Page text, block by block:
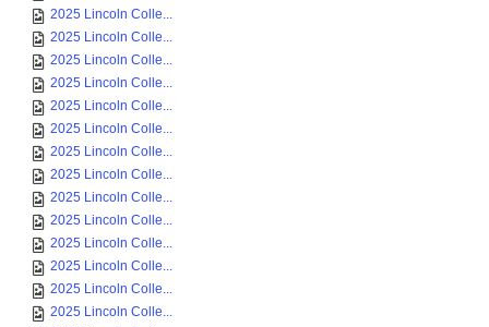
2025 Lincoln Colle...
2025 Lincoln Colle...
2025 Lincoln Colle...
2025 Lincoln Colle...
2025 Lincoln Colle...
2025 Lincoln Colle...
2025 Lincoln Colle...
2025 Lincoln Colle...
2025 Lincoln Colle...
2025 Lincoln Colle...
2025 Lincoln Colle...
2025 Lincoln Colle...
2025 Lincoln Colle...
2025 Lincoln Colle...